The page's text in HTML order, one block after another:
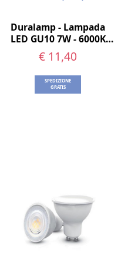
Duralamp - Lampada
LED GU10 7W - 6000K
Mult38°
€ 11,40
SPEDIZIONE
GRATIS